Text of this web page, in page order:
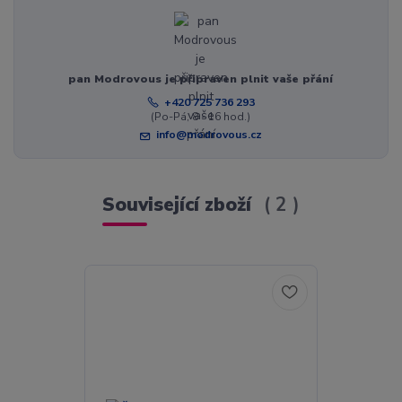
pan Modrovous je připraven plnit vaše přání
+420 725 736 293
(Po-Pá, 8 - 16 hod.)
info@modrovous.cz
Související zboží 2